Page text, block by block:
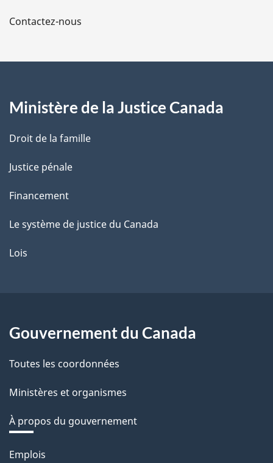
a
e
Contactez-nous
Ministère de la Justice Canada
Droit de la famille
Justice pénale
Financement
Le système de justice du Canada
Lois
Gouvernement du Canada
Toutes les coordonnées
Ministères et organismes
À propos du gouvernement
Thèmes
Emplois